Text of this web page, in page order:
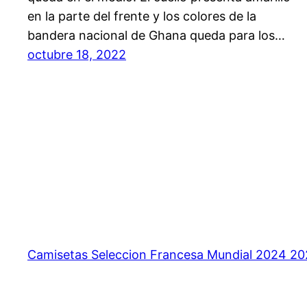
en la parte del frente y los colores de la
bandera nacional de Ghana queda para los…
octubre 18, 2022
Camisetas Seleccion Francesa Mundial 2024